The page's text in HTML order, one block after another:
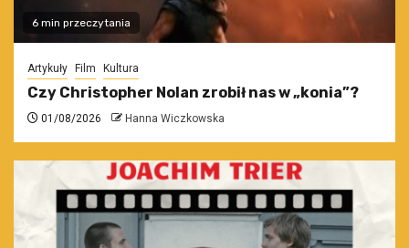
6 min przeczytania
Artykuły Film Kultura
Czy Christopher Nolan zrobił nas w „konia”?
01/08/2026 Hanna Wiczkowska